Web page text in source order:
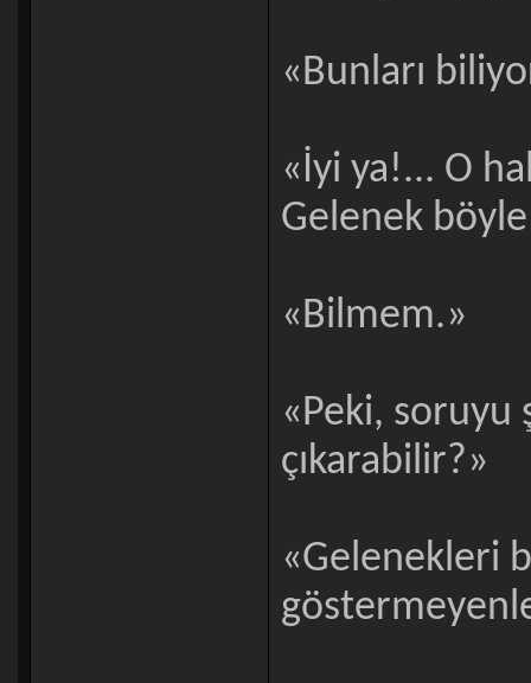
«Bunları
«İyi ya!... O
Gelenek böyle
«Bilmem.»
«Peki, soruyu
çıkarabilir?»
«Gelenekleri